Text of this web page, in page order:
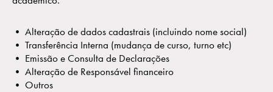
• Alteração de dados cadastrais (incluindo nome social)
• Transferência Interna (mudança de curso, turno etc)
• Emissão e Consulta de Declarações
• Alteração de Responsável financeiro
• Outros